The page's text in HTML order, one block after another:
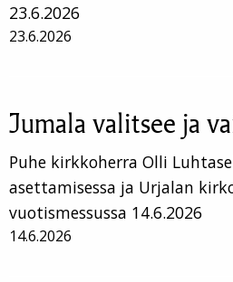
23.6.2026
23.6.2026
Jumala valitsee ja
Puhe kirkkoherra Olli
asettamisessa ja Urjalan
vuotismessussa 14.6.2026
14.6.2026